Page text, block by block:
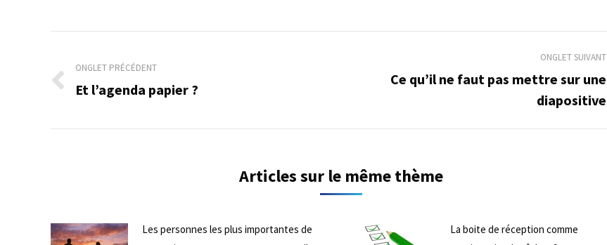
de
commentaire
ONGLET PRÉCÉDENT
Onglet
Et l’agenda papier ?
ONGLET SUIVANT
Ce qu’il ne faut pas mettre sur une
diapositive
Articles sur le même thème
Les personnes les plus importantes de
La boite de réception comme